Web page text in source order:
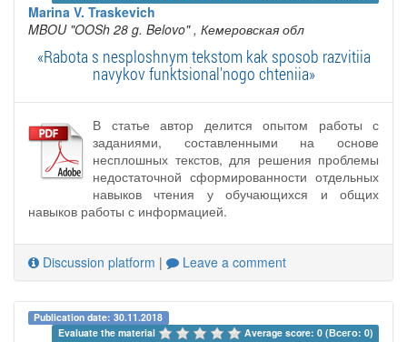
Marina V. Traskevich
MBOU "OOSh 28 g. Belovo" , Кемеровская обл
«Rabota s nesploshnym tekstom kak sposob razvitiia
navykov funktsional'nogo chteniia»
В статье автор делится опытом работы с
заданиями, составленными на основе
несплошных текстов, для решения проблемы
недостаточной сформированности отдельных
навыков чтения у обучающихся и общих
навыков работы с информацией.
Discussion platform | Leave a comment
Publication date: 30.11.2018
Evaluate the material
Average score: 0 (Всего: 0)